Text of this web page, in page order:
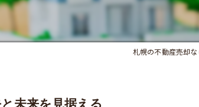
札幌の不動産売却
未来を見据える